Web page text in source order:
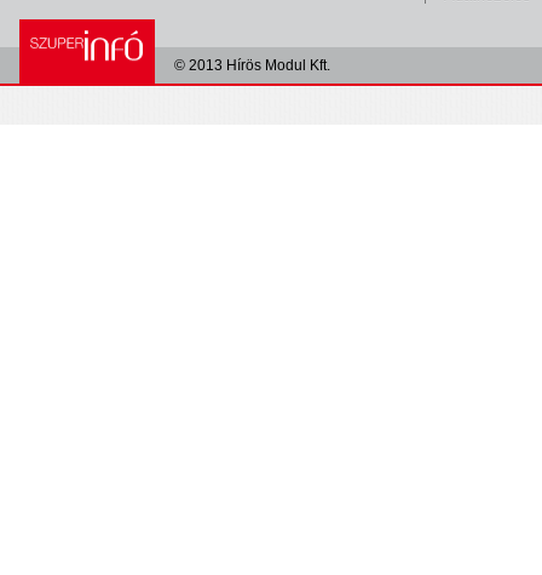
© 2013 Hírös Modul Kft.